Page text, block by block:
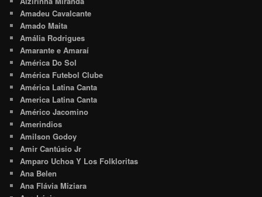
Amadeu Cavalcante
Amado Maita
Amália Rodrigues
Amarante e Amaraí
América Do Sol
América Futebol Clube
América Latina Canta
America Latina Canta
Américo Jacomino
Amerindios
Amilson Godoy
Amir Cantúsio Jr
Amparo Uchoa Y Los Folkloritas
Ana Belen
Ana Flávia Miziara